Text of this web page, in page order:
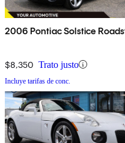
2006 Pontiac Solstice
$8,350 Trato justo
Incluye tarifas de conc.